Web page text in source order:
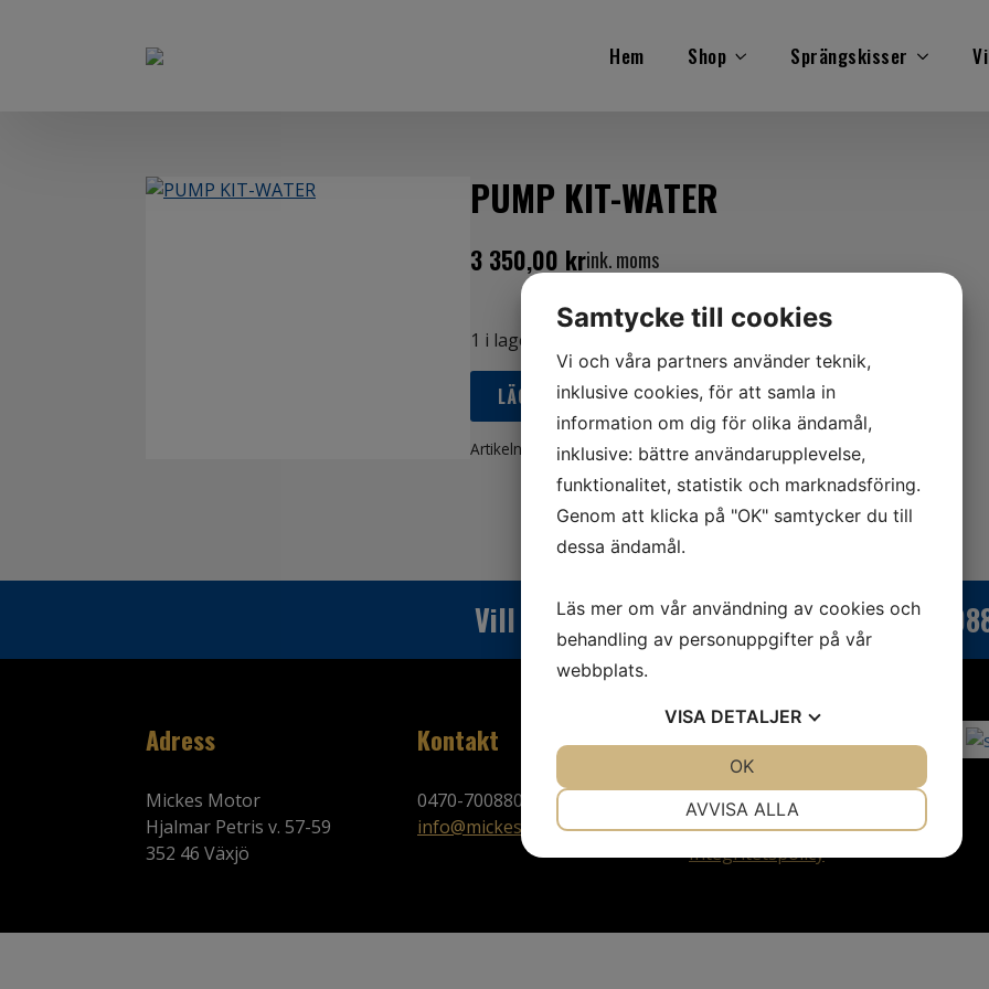
Hem Shop Sprängskisser
PUMP KIT-WATER
3 350,00 krink. moms
1 i lager
LÄGG TILL I VARUKORG
Artikelnr: 812966A12Kategorier:Båt,Mercury
Vill du veta mer? Ring oss: 0470-
Adress
Mickes Motor
Hjalmar Petris v. 57-59
352 46 Växjö
Kontakt
0470-700880
info@mickesmotor.se
Villkor
Köpvillkor
Leveransvillkor
Integritetspolicy
Samtycke till cookies
Vi och våra partners använder teknik,
inklusive cookies, för att samla in
information om dig för olika ändamål,
inklusive: bättre användarupplevelse,
funktionalitet, statistik och marknadsföring.
Genom att klicka på "OK" samtycker du till
dessa ändamål.
Läs mer om vår användning av cookies och
behandling av personuppgifter på vår
webbplats.
VISA DETALJER
AVVISA ALLA
OK